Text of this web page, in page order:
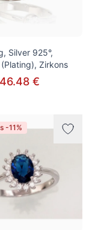
Silver 925°,
Zirkons
46.48 €
-11%